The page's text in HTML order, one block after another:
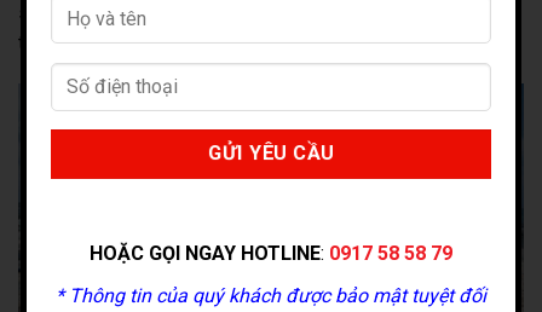
shophouse đang được gấp rút hoàn thiện để kịp ra mắt thị
trường vào tháng 5 này.
HOẶC GỌI NGAY HOTLINE: 0917 58 58 79
* Thông tin của quý khách được bảo mật tuyệt đối